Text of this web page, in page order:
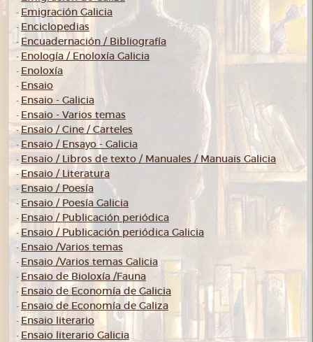
- Emigración Galicia
- Enciclopedias
- Encuadernación / Bibliografía
- Enología / Enoloxía Galicia
- Enoloxía
- Ensaio
- Ensaio - Galicia
- Ensaio - Varios temas
-Ensaio / Cine / Carteles
- Ensaio / Ensayo - Galicia
- Ensaio / Libros de texto / Manuales / Manuais Galicia
-Ensaio / Literatura
- Ensaio / Poesía
- Ensaio / Poesía Galicia
- Ensaio / Publicación periódica
- Ensaio / Publicación periódica Galicia
- Ensaio /Varios temas
- Ensaio /Varios temas Galicia
- Ensaio de Bioloxía /Fauna
- Ensaio de Economía de Galicia
- Ensaio de Economía de Galiza
- Ensaio literario
- Ensaio literario Galicia